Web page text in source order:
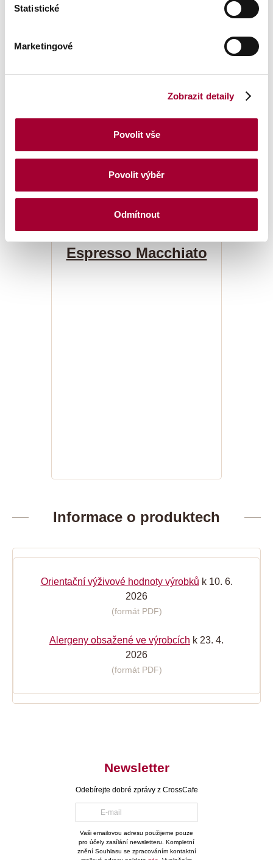
Statistické
Marketingové
Zobrazit detaily
Povolit vše
Povolit výběr
Odmítnout
Espresso Macchiato
Informace o produktech
Orientační výživové hodnoty výrobků k 10. 6.
2026
(formát PDF)
Alergeny obsažené ve výrobcích k 23. 4.
2026
(formát PDF)
Newsletter
Odebírejte dobré zprávy z CrossCafe
Vaši emailovou adresu použijeme pouze
pro účely zasílání newsletteru. Kompletní
znění Souhlasu se zpracováním kontaktní